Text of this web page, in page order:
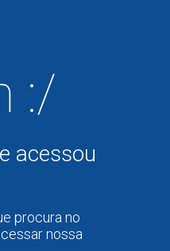
:/
acessou
procura no
nossa